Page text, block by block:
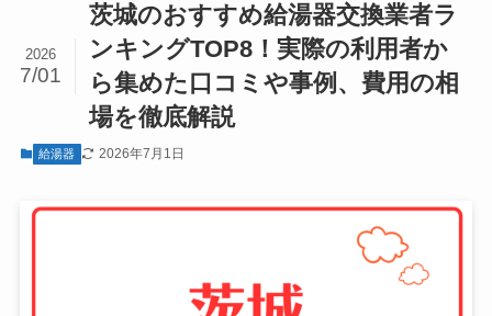
茨城のおすすめ給湯器交換業者ラ
ンキングTOP8！実際の利用者か
ら集めた口コミや事例、費用の相
場を徹底解説
2026
7/01
給湯器 2026年7月1日